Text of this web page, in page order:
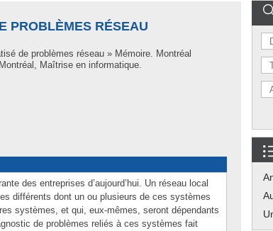
PROBLÈMES RÉSEAU
de problèmes réseau » Mémoire. Montréal
Maîtrise en informatique.
des entreprises d’aujourd’hui. Un réseau local
différents dont un ou plusieurs de ces systèmes
systèmes, et qui, eux-mêmes, seront dépendants
de problèmes reliés à ces systèmes fait